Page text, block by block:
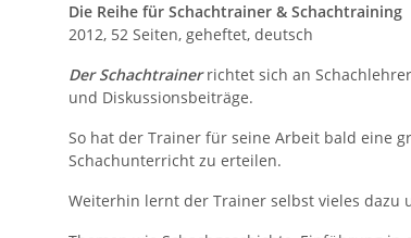
Die Reihe für Schachtrainer & Schachtraining
2012, 52 Seiten, geheftet, deutsch
Der Schachtrainer richtet sich an
und Diskussionsbeiträge.
So hat der Trainer für seine Arbeit bald eine
Schachunterricht zu erteilen.
Weiterhin lernt der Trainer selbst vieles